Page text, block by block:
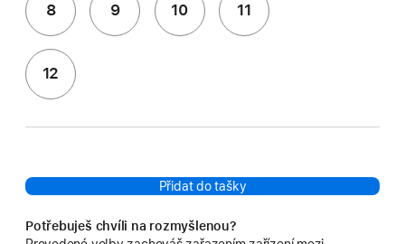
8 9 10 11
12
Přidat do tašky
Potřebuješ chvíli na rozmyšlenou?